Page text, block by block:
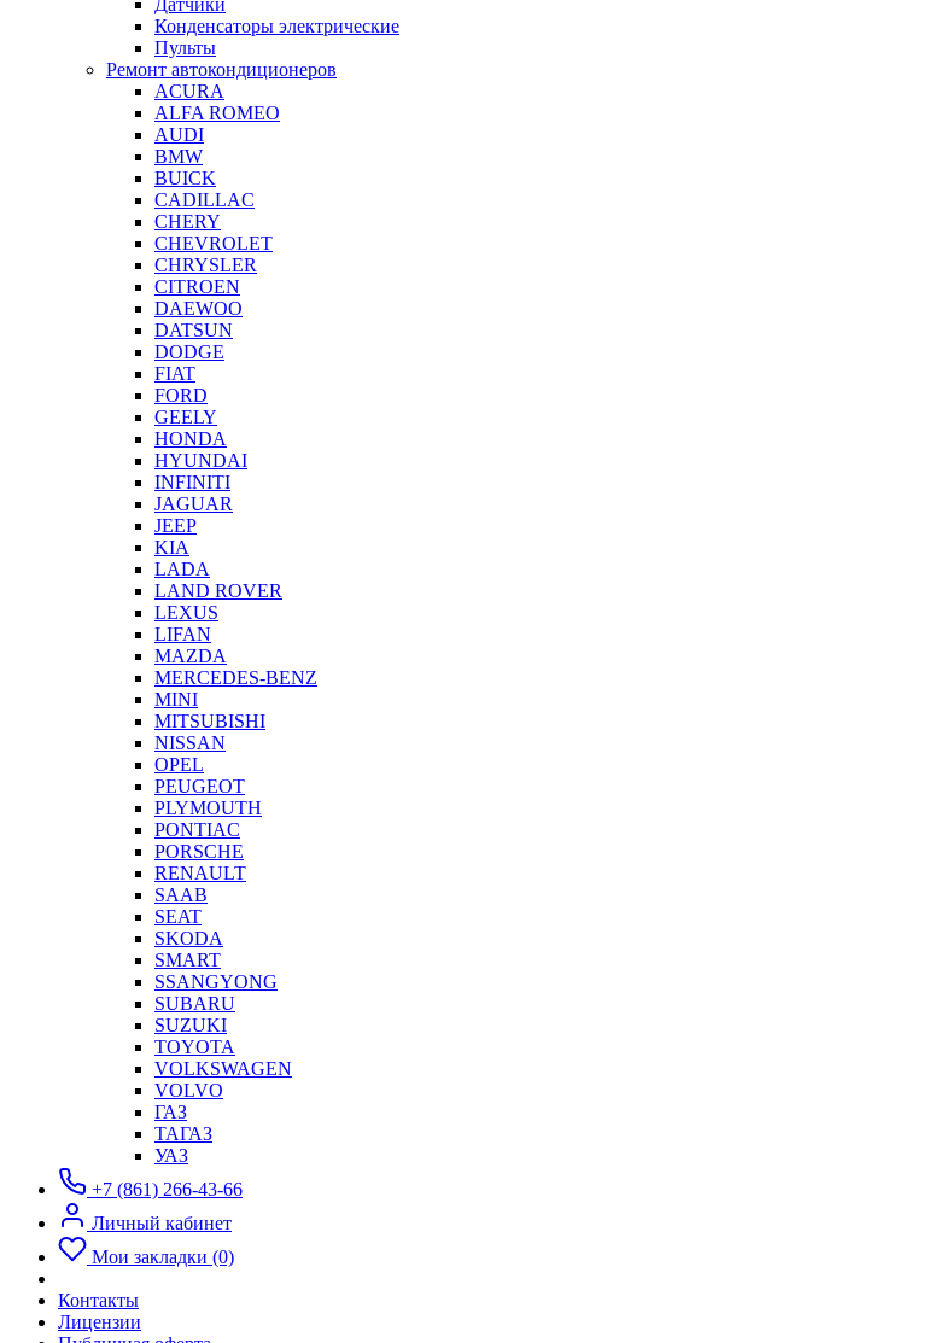
Датчики
Конденсаторы электрические
Пульты
Ремонт автокондиционеров
ACURA
ALFA ROMEO
AUDI
BMW
BUICK
CADILLAC
CHERY
CHEVROLET
CHRYSLER
CITROEN
DAEWOO
DATSUN
DODGE
FIAT
FORD
GEELY
HONDA
HYUNDAI
INFINITI
JAGUAR
JEEP
KIA
LADA
LAND ROVER
LEXUS
LIFAN
MAZDA
MERCEDES-BENZ
MINI
MITSUBISHI
NISSAN
OPEL
PEUGEOT
PLYMOUTH
PONTIAC
PORSCHE
RENAULT
SAAB
SEAT
SKODA
SMART
SSANGYONG
SUBARU
SUZUKI
TOYOTA
VOLKSWAGEN
VOLVO
ГАЗ
ТАГАЗ
УАЗ
+7 (861) 266-43-66
Личный кабинет
Мои закладки (0)
Контакты
Лицензии